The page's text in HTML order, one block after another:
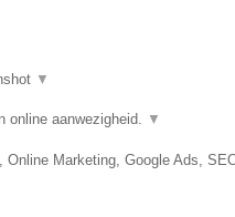
▼
online aanwezigheid. ▼
Marketing, Google Ads,